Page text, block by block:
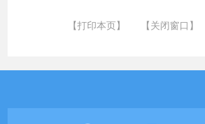
【打印本页】 【关闭窗口】